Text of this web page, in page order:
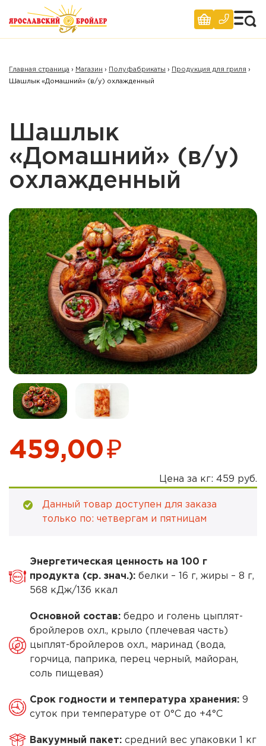
Главная страница › Магазин › Полуфабрикаты › Продукция для гриля ›
Шашлык «Домашний» (в/у) охлажденный
Шашлык
«Домашний» (в/у)
охлажденный
459,00₽
Цена за кг: 459 руб.
Данный товар доступен для заказа
только по: четвергам и пятницам
Энергетическая ценность на 100 г
продукта (ср. знач.): белки – 16 г, жиры – 8 г,
568 кДж/136 ккал
Основной состав: бедро и голень цыплят-
бройлеров охл., крыло (плечевая часть)
цыплят-бройлеров охл., маринад (вода,
горчица, паприка, перец черный, майоран,
соль пищевая)
Cрок годности и температура хранения: 9
суток при температуре от 0°С до +4°С
Вакуумный пакет: средний вес упаковки 1 кг